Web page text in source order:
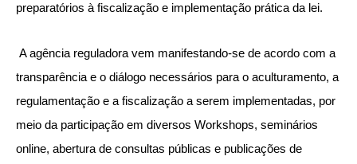
preparatórios à fiscalização e implementação prática da lei.
A agência reguladora vem manifestando-se de acordo com a
transparência e o diálogo necessários para o aculturamento, a
regulamentação e a fiscalização a serem implementadas, por
meio da participação em diversos Workshops, seminários
online, abertura de consultas públicas e publicações de